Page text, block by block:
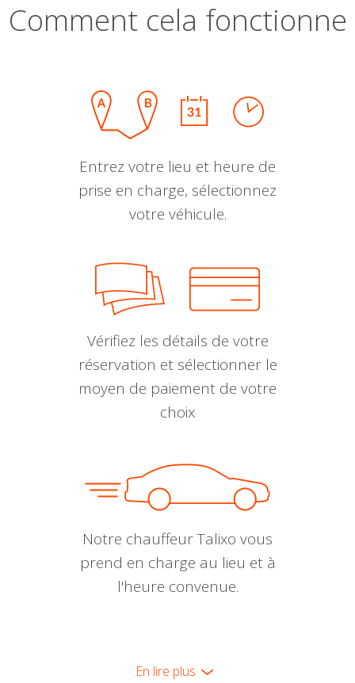
Comment cela fonctionne
Entrez votre lieu et heure de
prise en charge, sélectionnez
votre véhicule.
Vérifiez les détails de votre
réservation et sélectionner le
moyen de paiement de votre
choix
Notre chauffeur Talixo vous
prend en charge au lieu et à
l'heure convenue.
En lire plus